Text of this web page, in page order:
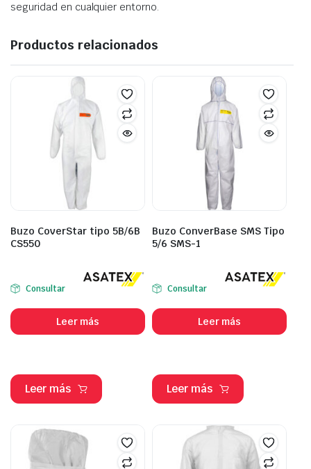
seguridad en cualquier entorno.
Productos relacionados
Buzo CoverStar tipo 5B/6B
CS550
Consultar
Leer más
Leer más
Buzo ConverBase SMS Tipo
5/6 SMS-1
Consultar
Leer más
Leer más